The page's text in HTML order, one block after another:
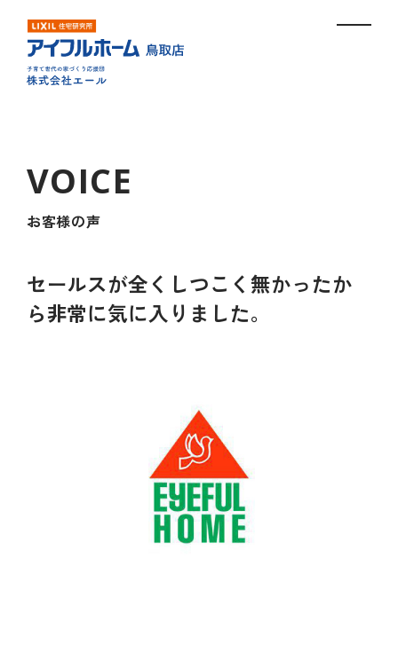
お客様の声
セールスが全くしつこく無かったか
ら非常に気に入りました。